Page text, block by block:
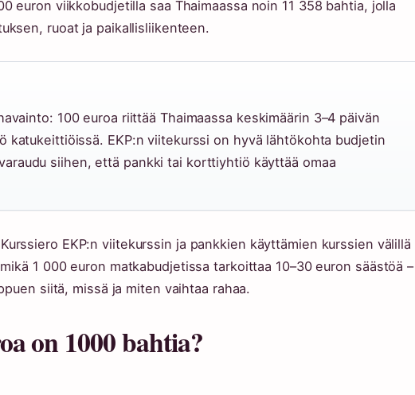
euron viikkobudjetilla saa Thaimaassa noin 11 358 bahtia, jolla
ruoat ja paikallisliikenteen.
100 euroa riittää Thaimaassa keskimäärin 3–4 päivän
katukeittiöissä. EKP:n viitekurssi on hyvä lähtökohta budjetin
siihen, että pankki tai korttiyhtiö käyttää omaa
Kurssiero EKP:n viitekurssin ja pankkien käyttämien kurssien välillä
1 000 euron matkabudjetissa tarkoittaa 10–30 euron säästöä –
siitä, missä ja miten vaihtaa rahaa.
on 1000 bahtia?